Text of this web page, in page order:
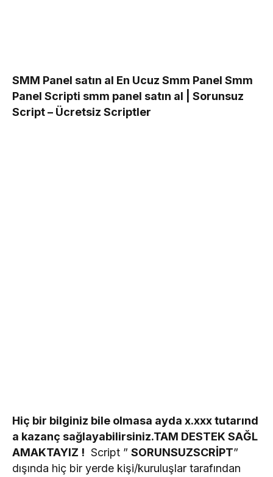
SMM Panel satın al En Ucuz Smm Panel Smm
Panel Scripti smm panel satın al | Sorunsuz
Script – Ücretsiz Scriptler
Hiç bir bilginiz bile olmasa ayda x.xxx tutarınd
a kazanç sağlayabilirsiniz.TAM DESTEK SAĞL
AMAKTAYIZ ! Script ”SORUNSUZSCRİPT”
dışında hiç bir yerde kişi/kuruluşlar tarafından